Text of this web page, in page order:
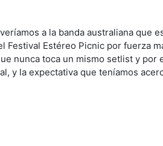
a la banda australiana que
Estéreo Picnic por fuerza
nunca toca un mismo setlist y por
y la expectativa que teníamos